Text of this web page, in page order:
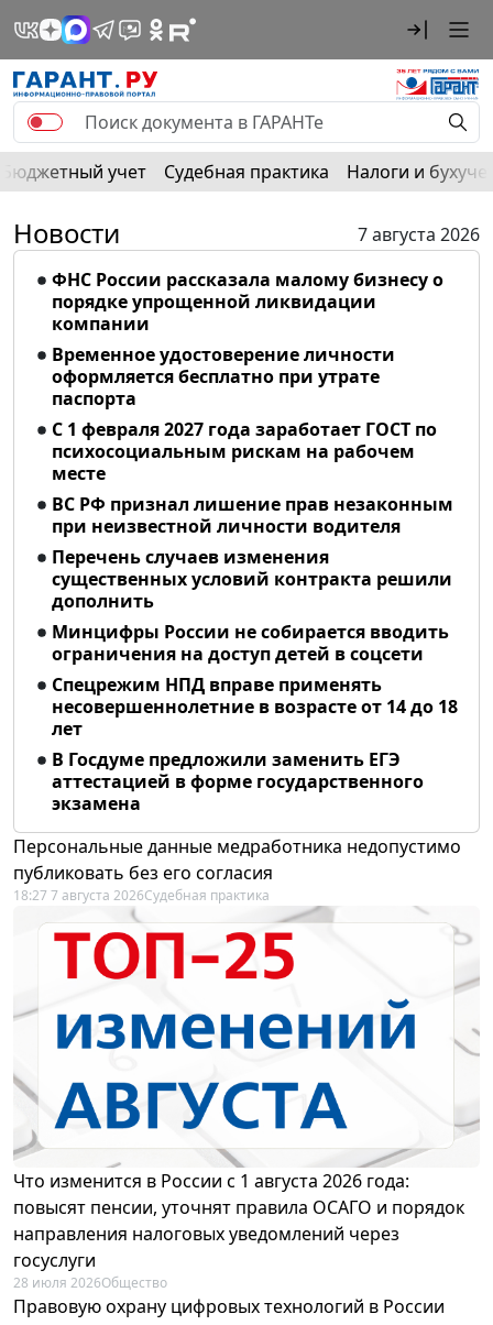
Бюджетный учет Судебная практика Налоги и
Новости
7 августа 2026
ФНС России рассказала малому бизнесу о
порядке упрощенной ликвидации
компании
Временное удостоверение личности
оформляется бесплатно при утрате
паспорта
С 1 февраля 2027 года заработает ГОСТ по
психосоциальным рискам на рабочем
месте
ВС РФ признал лишение прав незаконным
при неизвестной личности водителя
Перечень случаев изменения
существенных условий контракта решили
дополнить
Минцифры России не собирается вводить
ограничения на доступ детей в соцсети
Спецрежим НПД вправе применять
несовершеннолетние в возрасте от 14 до 18
лет
В Госдуме предложили заменить ЕГЭ
аттестацией в форме государственного
экзамена
Персональные данные медработника недопустимо
публиковать без его согласия
18:27 7 августа 2026Судебная практика
Что изменится в России с 1 августа 2026 года:
повысят пенсии, уточнят правила ОСАГО и порядок
направления налоговых уведомлений через
госуслуги
28 июля 2026Общество
Правовую охрану цифровых технологий в России